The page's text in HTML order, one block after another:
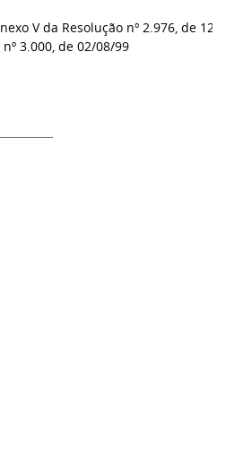
V da Resolução nº 2.976, de 12/
3.000, de 02/08/99